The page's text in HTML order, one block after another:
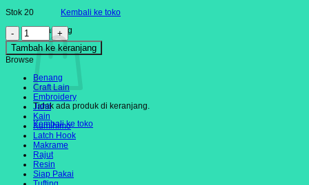
Kembali ke toko
Keranjang
Tidak ada produk di keranjang.
Kembali ke toko
Stok 20
Kuantitas
jarum
tapestry
plastik
satuan
Tambah ke keranjang
Browse
Benang
Craft Lain
Embroidery
Jahit
Kain
Kumihimo
Latch Hook
Makrame
Rajut
Resin
Siap Pakai